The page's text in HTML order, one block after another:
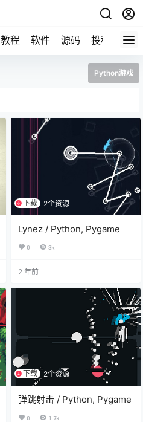
教程 软件 源码 投稿 关于
Python游戏
下载 2个资源
Lynez / Python, Pygame
0 3k
2 年前
下载 2个资源
弹跳射击 / Python, Pygame
0 1.7k